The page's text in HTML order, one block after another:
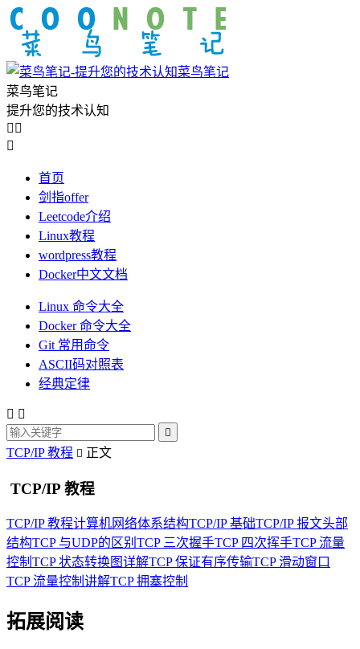
菜鸟笔记
菜鸟笔记
提升您的技术认知
 

首页
剑指offer
Leetcode介绍
Linux教程
wordpress教程
Docker中文文档
Linux 命令大全
Docker 命令大全
Git 常用命令
ASCII码对照表
经典定律
 

TCP/IP 教程  正文
TCP/IP 教程
TCP/IP 教程计算机网络体系结构TCP/IP 基础TCP/IP 报文头部
结构TCP 与UDP的区别 TCP 三次握手TCP 四次挥手TCP 流量
控制 TCP 状态转换图详解TCP 保证有序传输TCP 滑动窗口
TCP 流量控制讲解TCP 拥塞控制
拓展阅读